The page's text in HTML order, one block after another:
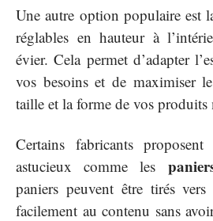
Une autre option populaire est
réglables en hauteur à
évier. Cela permet d’adapter
vos besoins et de maximiser
taille et la forme de vos produits
Certains fabricants proposent
astucieux comme les
paniers peuvent être tirés
facilement au contenu sans